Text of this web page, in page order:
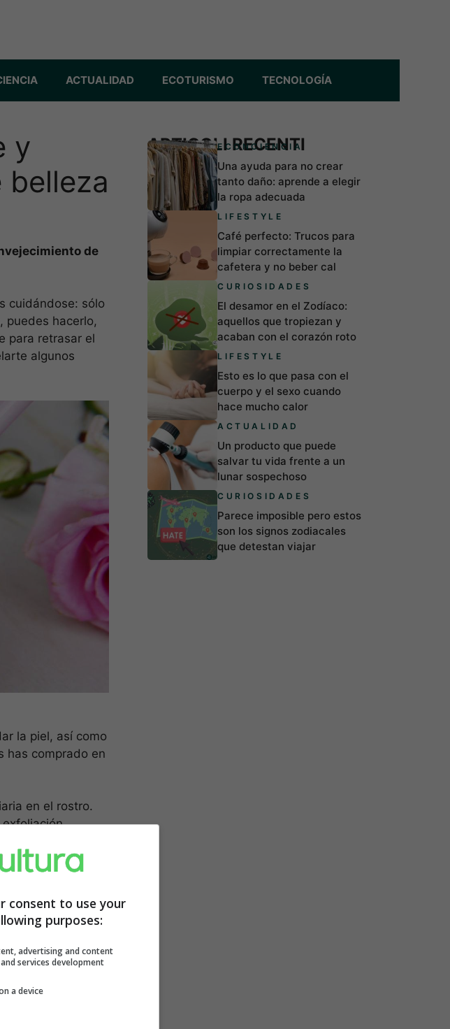
ACTUALIDAD ECOTURISMO TECNOLOGÍA
y
belleza
de
cuidándose: sólo
puedes hacerlo,
para retrasar el
algunos
la piel, así como
has comprado en
en el rostro.
profundas,
Puede ser la
salud.
más y
los productos en
ARTICOLI RECENTI
ECONCIENCIA
Una ayuda para no crear
tanto daño: aprende a elegir
la ropa adecuada
LIFESTYLE
Café perfecto: Trucos para
limpiar correctamente la
cafetera y no beber cal
CURIOSIDADES
El desamor en el Zodíaco:
aquellos que tropiezan y
acaban con el corazón roto
LIFESTYLE
Esto es lo que pasa con el
cuerpo y el sexo cuando
hace mucho calor
ACTUALIDAD
Un producto que puede
salvar tu vida frente a un
lunar sospechoso
CURIOSIDADES
Parece imposible pero estos
son los signos zodiacales
que detestan viajar
consent to use your
purposes:
advertising and content
services development
a device